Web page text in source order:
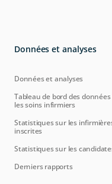
Données et analyses
Données et analyses
Tableau de bord des
les soins infirmiers
Statistiques sur les
inscrites
Statistiques sur les
Derniers rapports